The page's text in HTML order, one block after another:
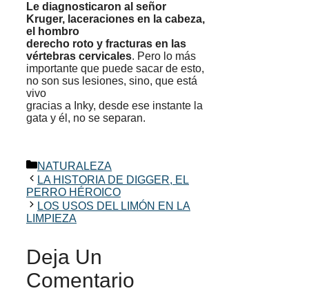
Le diagnosticaron al señor
Kruger, laceraciones en la cabeza,
el hombro
derecho roto y fracturas en las
vértebras cervicales. Pero lo más
importante que puede sacar de esto,
no son sus lesiones, sino, que está
vivo
gracias a Inky, desde ese instante la
gata y él, no se separan.
Categorías
NATURALEZA
LA HISTORIA DE DIGGER, EL
PERRO HÉROICO
LOS USOS DEL LIMÓN EN LA
LIMPIEZA
Deja Un
Comentario